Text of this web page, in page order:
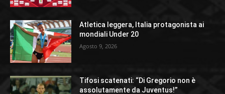
Atletica leggera, Italia protagonista ai
mondiali Under 20
Agosto 9, 2026
Tifosi scatenati: “Di Gregorio non è
assolutamente da Juventus!”